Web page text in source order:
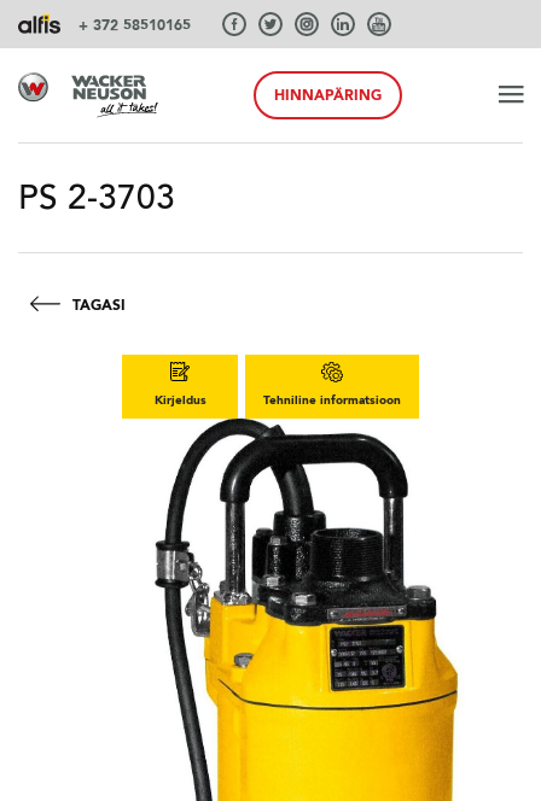
+ 372 58510165
TOOTED
SÜSTEEMID
AKSESSUAARID
KASUTATUD TEHNIKA
KARJÄÄR
HINNAPÄRING
PS 2-3703
TAGASI
Kirjeldus Tehniline informatsioon